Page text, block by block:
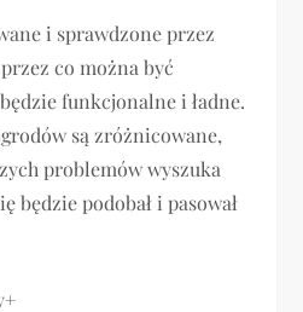
i sprawdzone przez
co można być
funkcjonalne i ładne.
są zróżnicowane,
problemów wyszuka
będzie podobał i pasował